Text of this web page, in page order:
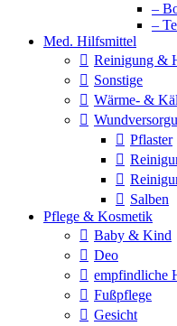
–
–
Med. Hilfsmittel
Reinigung &
Sonstige
Wärme- &
Pflaster
Salben
Pflege & Kosmetik
Baby & Kind
Deo
empfindliche
Fußpflege
Gesicht